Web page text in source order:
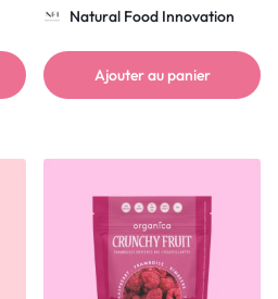
Natural Food Innovation
Ajouter au panier